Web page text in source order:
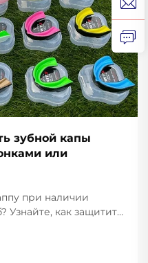
зубной капы
или
при наличии
Узнайте, как защитить